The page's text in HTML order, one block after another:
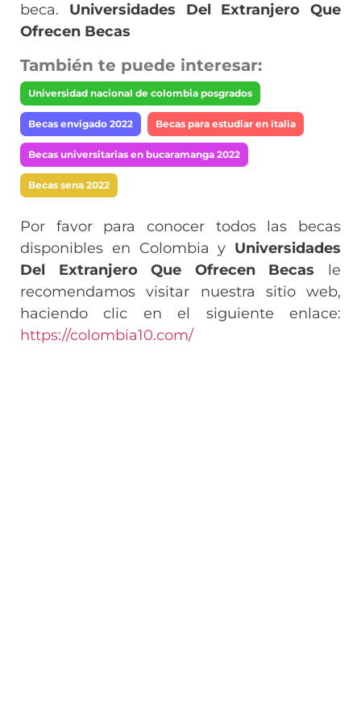
beca. Universidades Del Extranjero Que
Ofrecen Becas
También te puede interesar:
Universidad nacional de colombia posgrados
Becas envigado 2022 Becas para estudiar en italia
Becas universitarias en bucaramanga 2022
Becas sena 2022
Por favor para conocer todos las becas
disponibles en Colombia y Universidades
Del Extranjero Que Ofrecen Becas le
recomendamos visitar nuestra sitio web,
haciendo clic en el siguiente enlace:
https://colombia10.com/